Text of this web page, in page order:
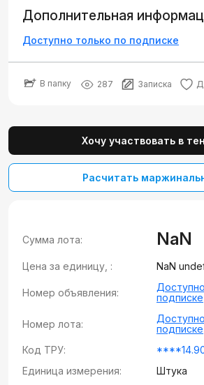
Дополнительная
Доступно только по подписке
В папку 287 Записка
Хочу участвовать в
Расчитать
Сумма лота: NaN
Цена за единицу, : NaN
Номер объявления:
подписке
Номер лота:
подписке
Код ТРУ:
Единица измерения:
Штука